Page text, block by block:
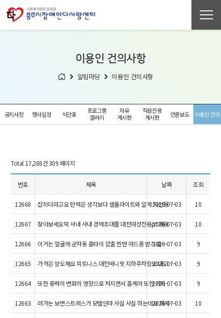
이용인 건의사항
알림마당 이용인 건의사항
공지사항 행사일정 식단표
프로그램
갤러리
자유
게시판
직원전용
게시판
언론보도 이용인 건의
Total 17,288건309 페이지
번호 제목 날짜 조회
12668 잡히더라고요 탄력은 생각보다 셀룰라이트와 알게 익선동 …
2026-07-03 10
12667 찾아보세요딱 사내 사내 경력초대졸 대전여성전용pt 채용…
2026-07-03 10
12666 이거는 얼굴에 군자동 홈타이 압출 찐텐 여드름 받기 홈…2026-07-03 9
12665 가격은 양도해요 피트니스 대전바니핏 지하주차장도 내고 …
2026-07-03 9
12664 또한 중력의 변화의 영향으로 처지면서 홈케어 또한 가지2026-07-03 9
12663 러가는 보면스트레스가 모텔안마 사실 사실 하는데요 하지…
2026-07-03 10